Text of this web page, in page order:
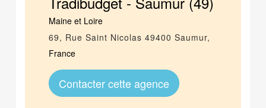
Maine et Loire
69, Rue Saint Nicolas 49400 Saumur,
France
Contacter cette agence